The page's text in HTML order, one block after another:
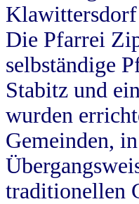
Die Pfarrei
selbständige
Stabitz und
wurden
Gemeinden,
traditionellen